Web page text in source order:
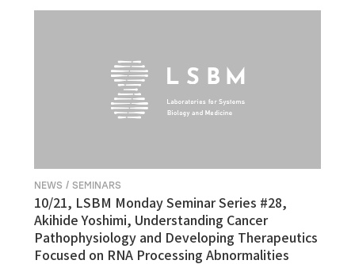
NEWS / SEMINARS
10/21, LSBM Monday Seminar Series #28,
Akihide Yoshimi, Understanding Cancer
Pathophysiology and Developing Therapeutics
Focused on RNA Processing Abnormalities